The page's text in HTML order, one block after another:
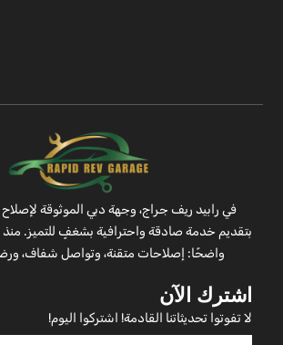
في رابيد ريف جراج، وجهة دبي الموثوقة لإصلاح
بتقديم خدمة صادقة واحترافية بشغفٍ للتميز. منذ
واضحًا: إصلاحات متقنة، وتواصل شفاف، ورضا
اشترك الآن
لا تفوتوا تحديثاتنا القادمة! اشتركوا اليوم!